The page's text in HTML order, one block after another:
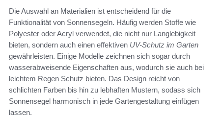
Die Auswahl an Materialien ist entscheidend für die
Funktionalität von Sonnensegeln. Häufig werden Stoffe wie
Polyester oder Acryl verwendet, die nicht nur Langlebigkeit
bieten, sondern auch einen effektiven UV-Schutz im Garten
gewährleisten. Einige Modelle zeichnen sich sogar durch
wasserabweisende Eigenschaften aus, wodurch sie auch bei
leichtem Regen Schutz bieten. Das Design reicht von
schlichten Farben bis hin zu lebhaften Mustern, sodass sich
Sonnensegel harmonisch in jede Gartengestaltung einfügen
lassen.